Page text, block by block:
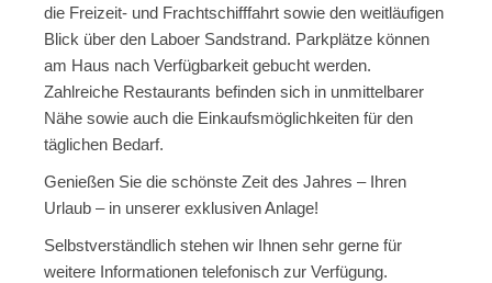
die Freizeit- und Frachtschifffahrt sowie den weitläufigen
Blick über den Laboer Sandstrand. Parkplätze können
am Haus nach Verfügbarkeit gebucht werden.
Zahlreiche Restaurants befinden sich in unmittelbarer
Nähe sowie auch die Einkaufsmöglichkeiten für den
täglichen Bedarf.
Genießen Sie die schönste Zeit des Jahres – Ihren
Urlaub – in unserer exklusiven Anlage!
Selbstverständlich stehen wir Ihnen sehr gerne für
weitere Informationen telefonisch zur Verfügung.